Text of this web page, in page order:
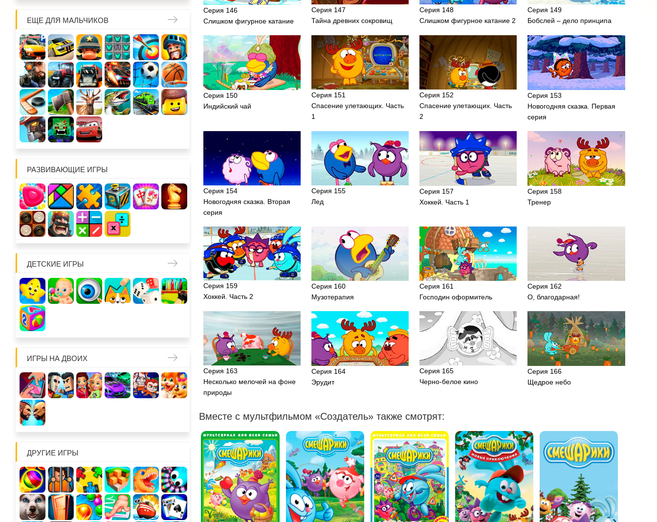
ЕЩЕ ДЛЯ МАЛЬЧИКОВ
РАЗВИВАЮЩИЕ ИГРЫ
ДЕТСКИЕ ИГРЫ
ИГРЫ НА ДВОИХ
ДРУГИЕ ИГРЫ
Серия 146
Слишком фигурное катание
Серия 147
Тайна древних сокровищ
Серия 148
Слишком фигурное катание 2
Серия 149
Бобслей – дело принципа
Серия 150
Индийский чай
Серия 151
Спасение улетающих. Часть
1
Серия 152
Спасение улетающих. Часть
2
Серия 153
Новогодняя сказка. Первая
серия
Серия 154
Новогодняя сказка. Вторая
серия
Серия 155
Лед
Серия 157
Хоккей. Часть 1
Серия 158
Тренер
Серия 159
Хоккей. Часть 2
Серия 160
Музотерапия
Серия 161
Господин оформитель
Серия 162
О, благодарная!
Серия 163
Несколько мелочей на фоне
природы
Серия 164
Эрудит
Серия 165
Черно-белое кино
Серия 166
Щедрое небо
Вместе с мультфильмом «Создатель» также смотрят: